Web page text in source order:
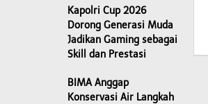
Kapolri Cup 2026
Dorong Generasi Muda
Jadikan Gaming sebagai
Skill dan Prestasi
BIMA Anggap
Konservasi Air Langkah